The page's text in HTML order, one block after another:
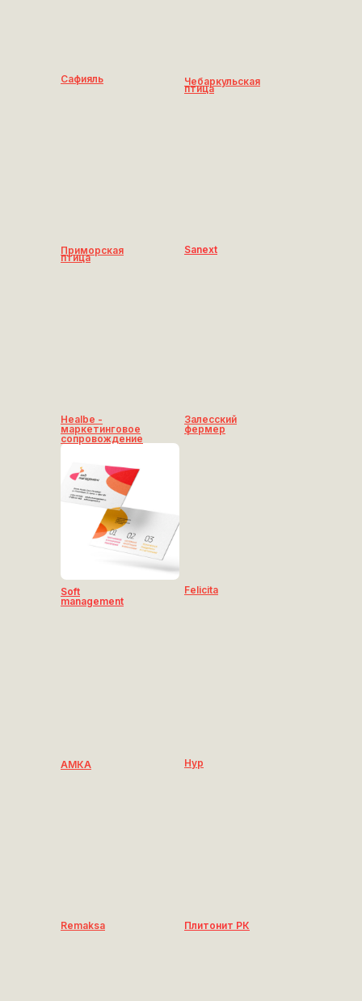
Плитонит РК
Soft
management
Чебаркульская
птица
Приморская
птица
Сафияль
Remaksa
Felicita
Нур
Healbe -
маркетинговое
сопровождение
Залесский
фермер
АМКА
Sanext